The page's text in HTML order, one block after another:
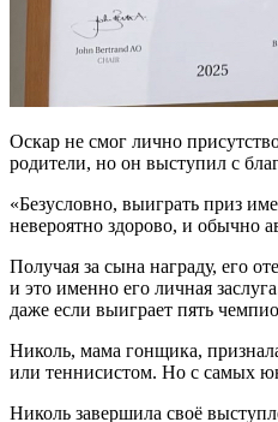
Оскар не смог лично
родители, но он выступил с
«Безусловно, выиграть приз
невероятно здорово, и обычно
Получая за сына награду, его
и это именно его личная
даже если выиграет пять
Николь, мама гонщика,
или теннисистом. Но с самых
Николь завершила своё